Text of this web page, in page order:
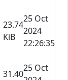
23.74
KiB
25 Oct
2024
22:26:35
31.40
25 Oct